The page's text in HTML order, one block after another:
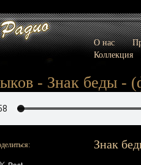
О нас
Коллекция
- Знак беды -
Знак